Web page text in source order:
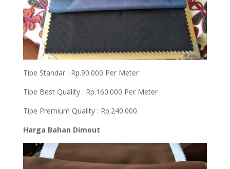
Tipe Standar : Rp.90.000 Per Meter
Tipe Best Quality : Rp.160.000 Per Meter
Tipe Premium Quality : Rp.240.000
Harga Bahan Dimout